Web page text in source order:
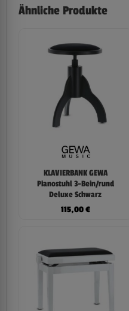
Ähnliche Produkte
KLAVIERBANK GEWA
Pianostuhl 3-Bein/rund
Deluxe Schwarz
115,00€